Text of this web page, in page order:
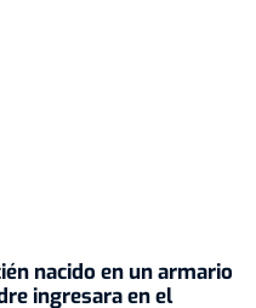
nacido en un armario
ingresara en el